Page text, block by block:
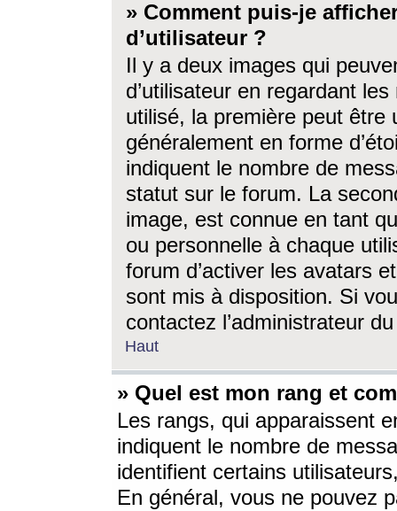
» Comment puis-je
d’utilisateur ?
Il y a deux images qui
d’utilisateur en regardant
utilisé, la première peut être
généralement en forme
indiquent le nombre de
statut sur le forum. La
image, est connue en tant
ou personnelle à chaque
forum d’activer les avatars
sont mis à disposition. Si
contactez l’administrateur
Haut
» Quel est mon rang et
Les rangs, qui apparaissent
indiquent le nombre de
identifient certains
En général, vous ne pouvez